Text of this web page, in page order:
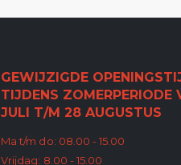
GEWIJZIGDE
TIJDENS ZOMERPERIODE
JULI T/M 28 AUGUSTUS
Ma t/m do: 08.00 - 15.00
Vrijdag: 8.00 - 15.00